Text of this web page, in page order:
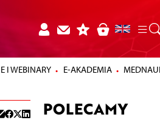
I WEBINARY E-AKADEMIA
POLECAMY